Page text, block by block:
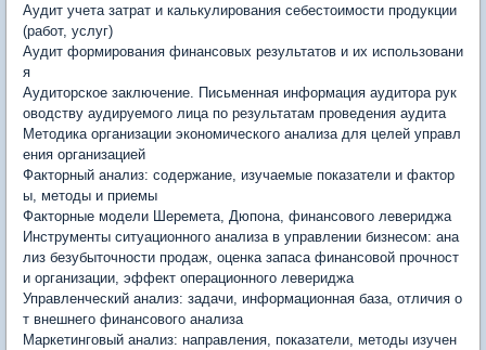
Аудит учета затрат и калькулирования себестоимости продукции
(работ, услуг)
Аудит формирования финансовых результатов и их использовани
я
Аудиторское заключение. Письменная информация аудитора рук
оводству аудируемого лица по результатам проведения аудита
Методика организации экономического анализа для целей управл
ения организацией
Факторный анализ: содержание, изучаемые показатели и фактор
ы, методы и приемы
Факторные модели Шеремета, Дюпона, финансового левериджа
Инструменты ситуационного анализа в управлении бизнесом: ана
лиз безубыточности продаж, оценка запаса финансовой прочност
и организации, эффект операционного левериджа
Управленческий анализ: задачи, информационная база, отличия о
т внешнего финансового анализа
Маркетинговый анализ: направления, показатели, методы изучен